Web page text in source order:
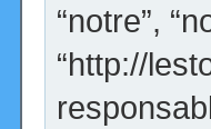
“notre”,
“http://